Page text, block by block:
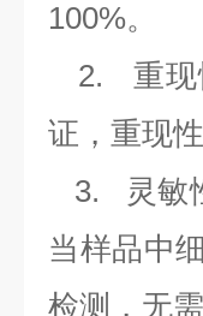
100%。
2. 重
证，重现
3.
灵敏
当样品中
检测，无